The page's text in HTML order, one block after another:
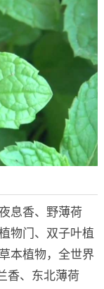
息香、野薄荷
物门、双子叶植
本植物，全世界
香、东北薄荷